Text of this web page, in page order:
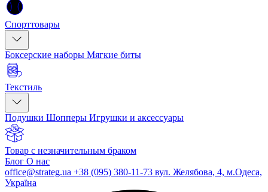
Спорттовары
Боксерские наборы Мягкие биты
Текстиль
Подушки Шопперы Игрушки и аксессуары
Товар с незначительным браком
Блог О нас
office@strateg.ua +38 (095) 380-11-73 вул. Желябова, 4, м.Одеса,
Україна